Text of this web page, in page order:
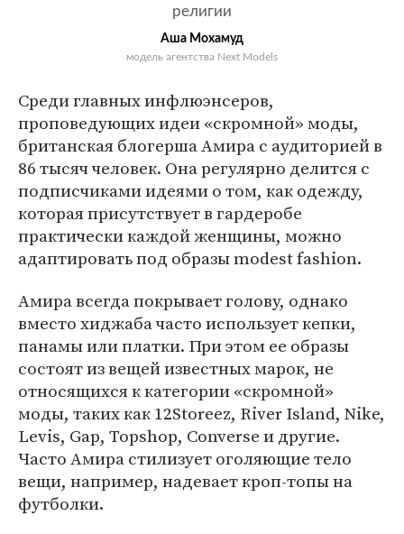
религии
Аша Мохамуд
модель агентства Next Models
Среди главных инфлюэнсеров,
проповедующих идеи «скромной» моды,
британская блогерша Амира с аудиторией в
86 тысяч человек. Она регулярно делится с
подписчиками идеями о том, как одежду,
которая присутствует в гардеробе
практически каждой женщины, можно
адаптировать под образы modest fashion.
Амира всегда покрывает голову, однако
вместо хиджаба часто использует кепки,
панамы или платки. При этом ее образы
состоят из вещей известных марок, не
относящихся к категории «скромной»
моды, таких как 12Storeez, River Island, Nike,
Levis, Gap, Topshop, Converse и другие.
Часто Амира стилизует оголяющие тело
вещи, например, надевает кроп-топы на
футболки.